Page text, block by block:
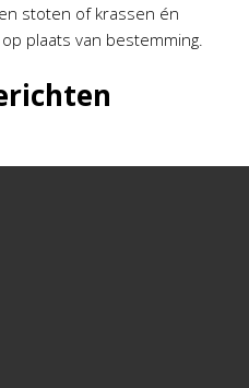
stoten of krassen én
plaats van bestemming.